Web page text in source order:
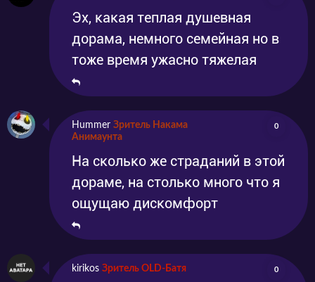
Эх, какая теплая душевная
дорама, немного семейная но в
тоже время ужасно тяжелая
Hummer Зритель Накама
Анимаунта
0
На сколько же страданий в этой
дораме, на столько много что я
ощущаю дискомфорт
kirikos Зритель OLD-Батя 0